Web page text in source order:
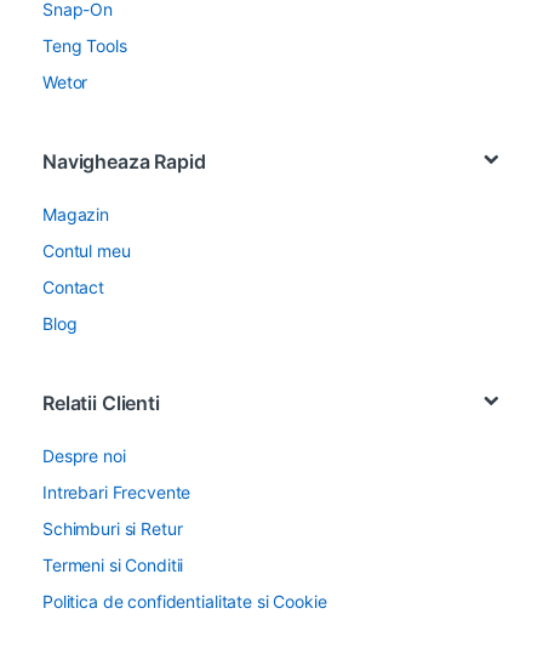
Snap-On
Teng Tools
Wetor
Navigheaza Rapid
Magazin
Contul meu
Contact
Blog
Relatii Clienti
Despre noi
Intrebari Frecvente
Schimburi si Retur
Termeni si Conditii
Politica de confidentialitate si Cookie